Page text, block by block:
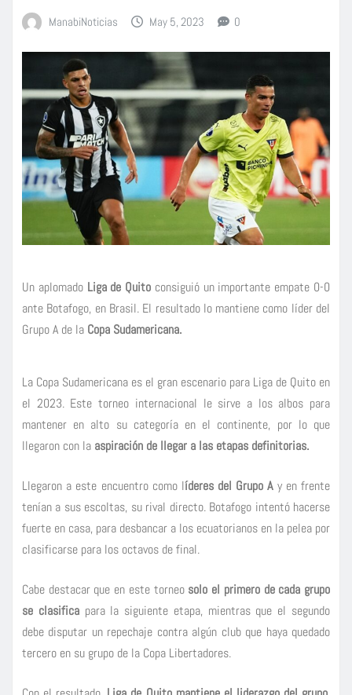
ManabiNoticias May 5, 2023 0
Un aplomado Liga de Quito consiguió un importante empate 0-0
ante Botafogo, en Brasil. El resultado lo mantiene como líder del
Grupo A de la Copa Sudamericana.
La Copa Sudamericana es el gran escenario para Liga de Quito en
el 2023. Este torneo internacional le sirve a los albos para
mantener en alto su categoría en el continente, por lo que
llegaron con la aspiración de llegar a las etapas definitorias.
Llegaron a este encuentro como líderes del Grupo Ay en frente
tenían a sus escoltas, su rival directo. Botafogo intentó hacerse
fuerte en casa, para desbancar a los ecuatorianos en la pelea por
clasificarse para los octavos de final.
Cabe destacar que en este torneosolo el primero de cada grupo
se clasificapara la siguiente etapa, mientras que el segundo
debe disputar un repechaje contra algún club que haya quedado
tercero en su grupo de la Copa Libertadores.